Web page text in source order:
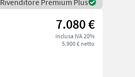
Rivenditore Premium Plus
7.080 €
inclusa IVA 20%
5.900 € netto